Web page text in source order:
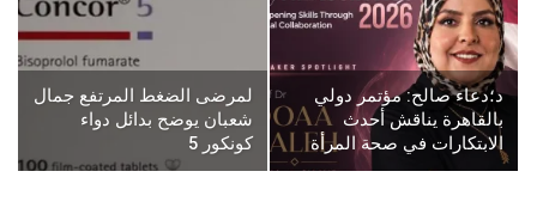
د؛دعاء صالح: مؤتمر دولي
بالقاهرة يناقش أحدث
الابتكارات في صحة المرأة
لمرضى الضغط المرتفع جمال
شعبان يوضح بدائل دواء
كونكور 5